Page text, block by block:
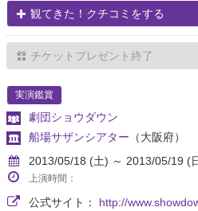
観てきた！クチコミをする
チケットプレゼント終了
実演鑑賞
劇団ショウダウン
船場サザンシアター （大阪府）
2013/05/18 (土) ～ 2013/05/19 (
上演時間：
公式サイト： http://